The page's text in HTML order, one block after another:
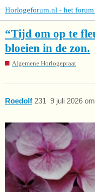
Horlogeforum.nl - het
“Tijd om op te
bloeien in de zon.
Algemene Horlogepraat
Roedolf 9 juli 2026
231